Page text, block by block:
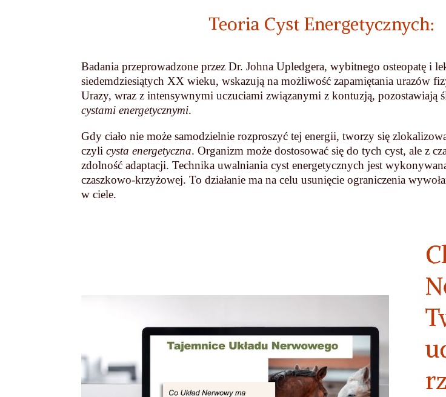
Teoria Cyst Energetycznych:
Badania przeprowadzone przez Dr. Johna Upledgera, wybitnego osteopatę i
siedemdziesiątych XX wieku, wskazują na możliwość zapamiętania urazów
Urazy, wraz z intensywnymi uczuciami związanymi z kontuzją, pozostawiają
cystami energetycznymi.
Gdy ciało nie może samodzielnie rozproszyć tej energii, tworzy się
czylicysta energetyczna. Organizm może dostosować się do tych cyst, ale z
zdolność adaptacji. Technika uwalniania cyst energetycznych jest
czaszkowo-krzyżowej. To działanie ma na celu usunięcie ograniczenia
w ciele.